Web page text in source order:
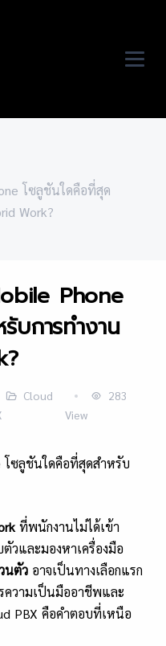
โซลูชันใดคือที่สุด
Work?
Phone
บการทำงาน
Cloud
283
View
ที่พนักงานไม่ได้เข้า
วและมองหาเครื่องมือ
นตัว อาจเป็นทางเลือกแรก
ความเป็นมืออาชีพและ
PBX คือคำตอบที่เหนือ